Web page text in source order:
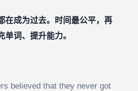
在成为过去。时间最公平，再
词、提升能力。
believed that they never got